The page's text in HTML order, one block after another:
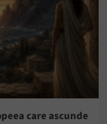
care ascunde